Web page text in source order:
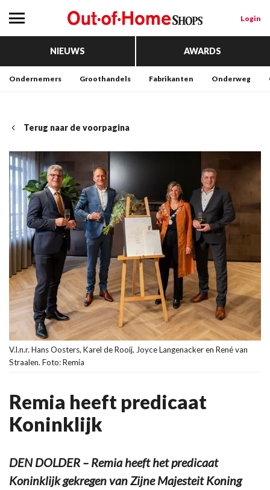
Login
NIEUWS AWARDS
Ondernemers Groothandels Fabrikanten Onderweg
Terug naar de voorpagina
V.l.n.r. Hans Oosters, Karel de Rooij, Joyce Langenacker en René van
Straalen. Foto: Remia
Remia heeft predicaat
Koninklijk
DEN DOLDER – Remia heeft het predicaat
Koninklijk gekregen van Zijne Majesteit Koning